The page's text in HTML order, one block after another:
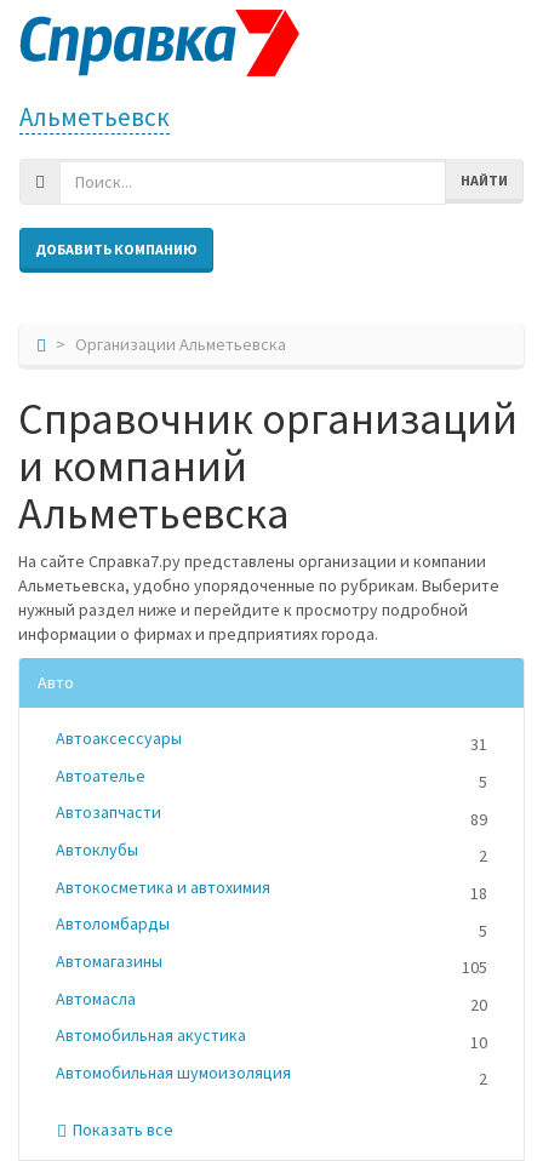
Альметьевск
НАЙТИ
ДОБАВИТЬ КОМПАНИЮ
Организации Альметьевска
Справочник организаций
и компаний
Альметьевска
На сайте Справка7.ру представлены организации и компании
Альметьевска, удобно упорядоченные по рубрикам. Выберите
нужный раздел ниже и перейдите к просмотру подробной
информации о фирмах и предприятиях города.
Авто
Автоаксессуары
31
Автоателье
5
Автозапчасти
89
Автоклубы
2
Автокосметика и автохимия
18
Автоломбарды
5
Автомагазины
105
Автомасла
20
Автомобильная акустика
10
Автомобильная шумоизоляция
2
Показать все